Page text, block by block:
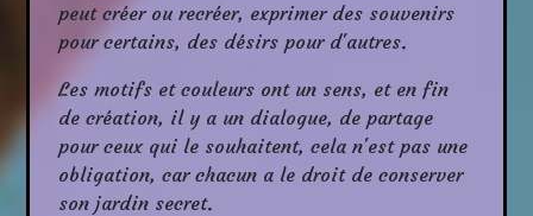
peut créer ou recréer, exprimer des souvenirs
pour certains, des désirs pour d'autres.
Les motifs et couleurs ont un sens, et en fin
de création, il y a un dialogue, de partage
pour ceux qui le souhaitent, cela n'est pas une
obligation, car chacun a le droit de conserver
son jardin secret.